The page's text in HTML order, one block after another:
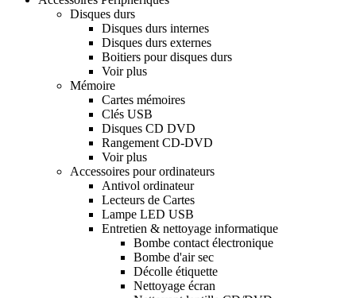
Disques durs
Disques durs internes
Disques durs externes
Boitiers pour disques durs
Voir plus
Mémoire
Cartes mémoires
Clés USB
Disques CD DVD
Rangement CD-DVD
Voir plus
Accessoires pour ordinateurs
Antivol ordinateur
Lecteurs de Cartes
Lampe LED USB
Entretien & nettoyage informatique
Bombe contact électronique
Bombe d'air sec
Décolle étiquette
Nettoyage écran